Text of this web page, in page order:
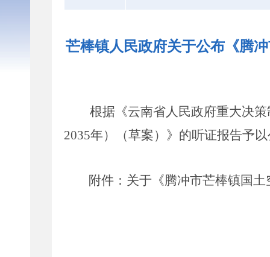
芒棒镇人民政府关于公布《腾
根据《云南省人民政府重大决
2035年）（草案）》的听证报告予
附件：关于《腾冲市芒棒镇国